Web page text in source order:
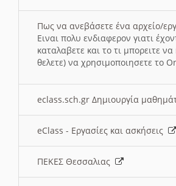
Πως να ανεβάσετε ένα αρχείο/
Ειναι πολυ ενδιαφερον γιατι
καταλαβετε και το τι μπορειτε
θελετε) να χρησιμοποιησετε το
eclass.sch.gr Δημιουργία
eClass - Εργασίες και ασκήσεις
ΠΕΚΕΣ Θεσσαλιας